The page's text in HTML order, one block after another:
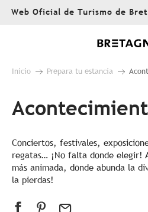
AllerWeb Oficial de Turismo de
Inicio Prepara tu estancia
Conciertos, festivales,
regatas… ¡No falta donde elegir!
más animada, donde abunda la
la pierdas!